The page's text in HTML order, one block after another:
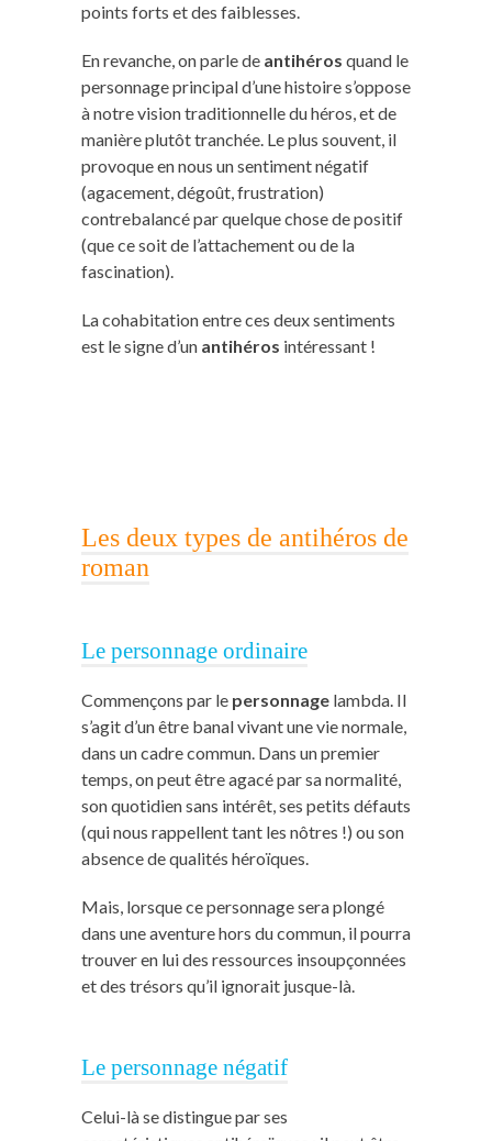
points forts et des faiblesses.
En revanche, on parle de antihéros quand le
personnage principal d’une histoire s’oppose
à notre vision traditionnelle du héros, et de
manière plutôt tranchée. Le plus souvent, il
provoque en nous un sentiment négatif
(agacement, dégoût, frustration)
contrebalancé par quelque chose de positif
(que ce soit de l’attachement ou de la
fascination).
La cohabitation entre ces deux sentiments
est le signe d’un antihéros intéressant !
Les deux types de antihéros de
roman
Le personnage ordinaire
Commençons par le personnage lambda. Il
s’agit d’un être banal vivant une vie normale,
dans un cadre commun. Dans un premier
temps, on peut être agacé par sa normalité,
son quotidien sans intérêt, ses petits défauts
(qui nous rappellent tant les nôtres !) ou son
absence de qualités héroïques.
Mais, lorsque ce personnage sera plongé
dans une aventure hors du commun, il pourra
trouver en lui des ressources insoupçonnées
et des trésors qu’il ignorait jusque-là.
Le personnage négatif
Celui-là se distingue par ses